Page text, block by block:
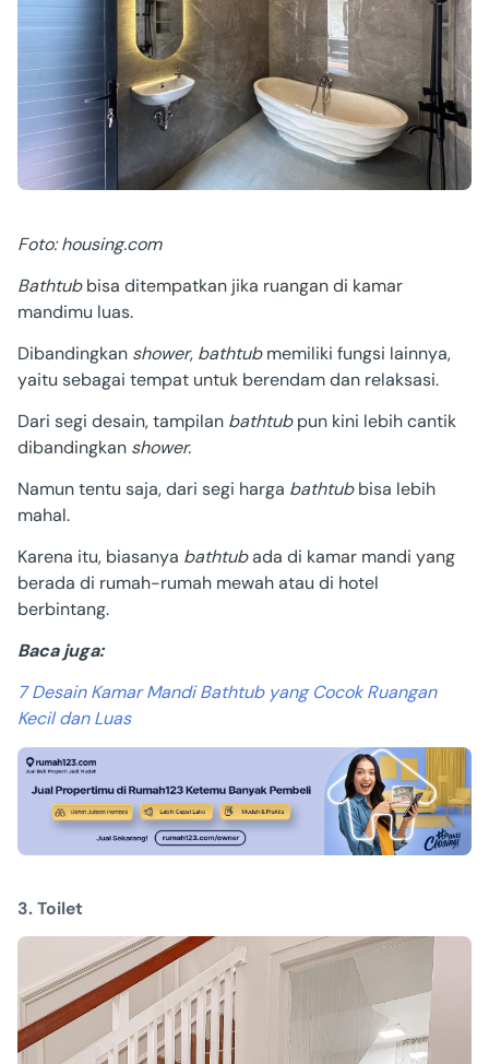
Foto: housing.com
Bathtubbisa ditempatkan jika ruangan di kamar
mandimu luas.
Dibandingkan shower, bathtubmemiliki fungsi lainnya,
yaitu sebagai tempat untuk berendam dan relaksasi.
Dari segi desain, tampilan bathtubpun kini lebih cantik
dibandingkan shower.
Namun tentu saja, dari segi harga bathtubbisa lebih
mahal.
Karena itu, biasanya bathtubada di kamar mandi yang
berada di rumah-rumah mewah atau di hotel
berbintang.
Baca juga:
7 Desain Kamar Mandi Bathtub yang Cocok Ruangan
Kecil dan Luas
3. Toilet